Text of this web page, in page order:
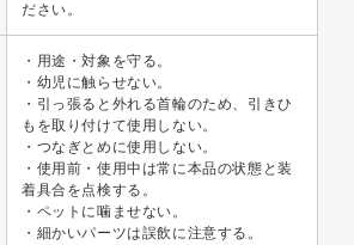
ださい。
・用途・対象を守る。
・幼児に触らせない。
・引っ張ると外れる首輪のため、引きひ
もを取り付けて使用しない。
・つなぎとめに使用しない。
・使用前・使用中は常に本品の状態と装
着具合を点検する。
・ペットに噛ませない。
・細かいパーツは誤飲に注意する。